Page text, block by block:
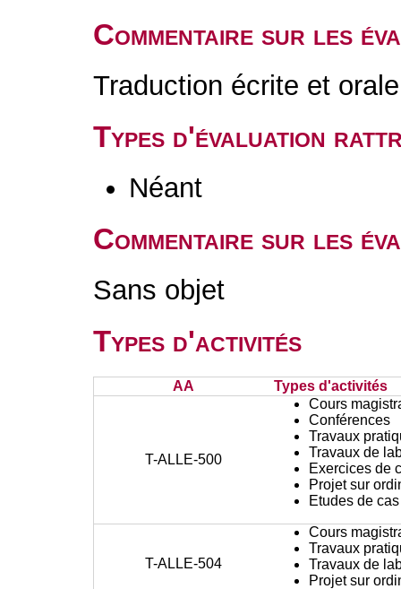
Commentaire sur les
Traduction écrite et orale
Types d'évaluation
Néant
Commentaire sur les
Sans objet
Types d'activités
AA Types d'activités
T-ALLE-500
Cours
Conférences
Travaux
Travaux de
Exercices de
Projet sur
Etudes de cas
T-ALLE-504
Cours
Travaux
Travaux de
Projet sur